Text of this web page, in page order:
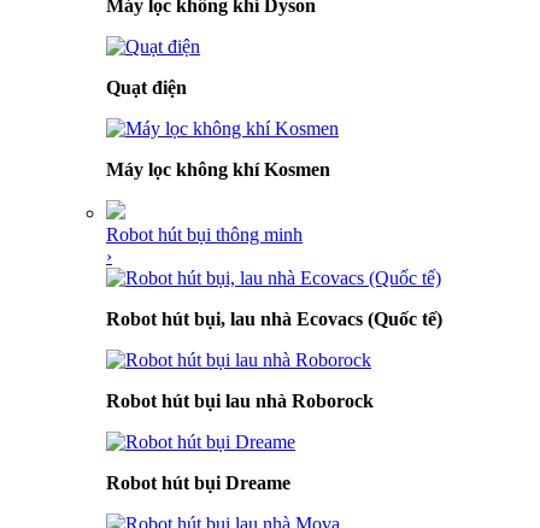
Máy lọc không khí Dyson
Quạt điện
Máy lọc không khí Kosmen
Robot hút bụi thông minh
›
Robot hút bụi, lau nhà Ecovacs (Quốc tế)
Robot hút bụi lau nhà Roborock
Robot hút bụi Dreame